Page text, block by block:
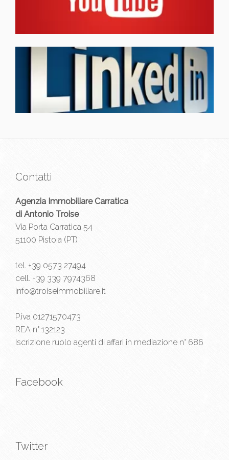
Contatti
Agenzia Immobiliare Carratica
di Antonio Troise
Via Porta Carratica 54
51100 Pistoia (PT)
tel. +39 0573 27494
cell. +39 339 7974368
info@troiseimmobiliare.it
P.iva 01271570473
REA n° 132123
Iscrizione ruolo agenti di affari in mediazione n° 686
Facebook
Twitter